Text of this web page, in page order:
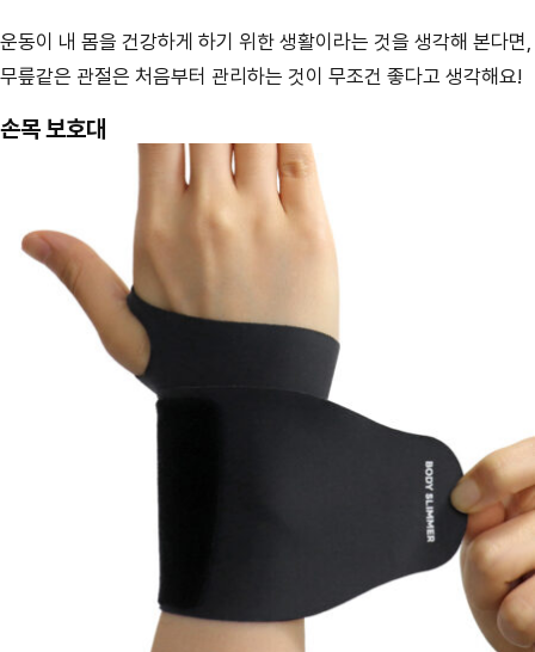
운동이 내 몸을 건강하게 하기 위한 생활이라는 것을 생각해 본다면,
무릎같은 관절은 처음부터 관리하는 것이 무조건 좋다고 생각해요!
손목 보호대